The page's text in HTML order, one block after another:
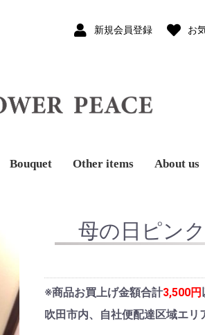
新規会員登録 お
Bouquet Other items About us
母の日ピン
※商品お買上げ金額合計3,500円
吹田市内、自社便配達区域エリ